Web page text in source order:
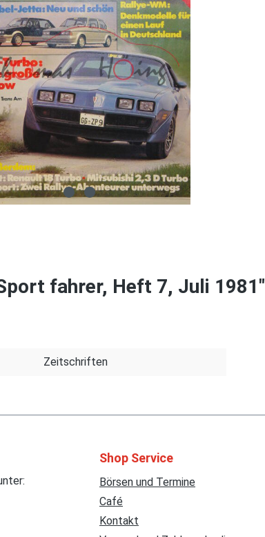
fahrer, Heft 7, Juli 1981"
Zeitschriften
Shop Service
Börsen und Termine
Café
Kontakt